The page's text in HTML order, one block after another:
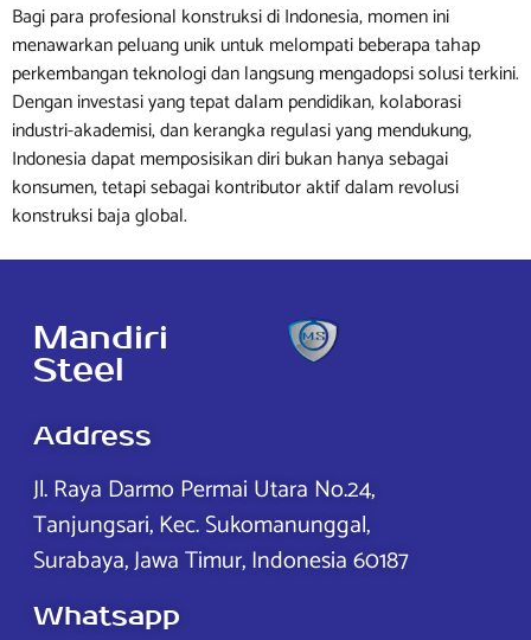
Bagi para profesional konstruksi di Indonesia, momen ini
menawarkan peluang unik untuk melompati beberapa tahap
perkembangan teknologi dan langsung mengadopsi solusi terkini.
Dengan investasi yang tepat dalam pendidikan, kolaborasi
industri-akademisi, dan kerangka regulasi yang mendukung,
Indonesia dapat memposisikan diri bukan hanya sebagai
konsumen, tetapi sebagai kontributor aktif dalam revolusi
konstruksi baja global.
Mandiri
Steel
Address
Jl. Raya Darmo Permai Utara No.24,
Tanjungsari, Kec. Sukomanunggal,
Surabaya, Jawa Timur, Indonesia 60187
Whatsapp